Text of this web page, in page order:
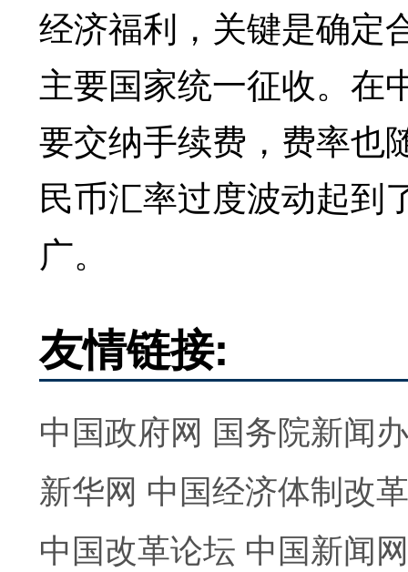
经济福利，关键是确定
主要国家统一征收。在
要交纳手续费，费率也
民币汇率过度波动起到
广。
友情链接:
中国政府网 国务院新闻
新华网 中国经济体制改
中国改革论坛 中国新闻网